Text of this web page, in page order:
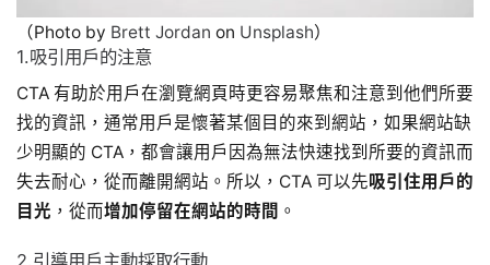
（Photo by Brett Jordan on Unsplash）
1.吸引用戶的注意
CTA 有助於用戶在瀏覽網頁時更容易聚焦和注意到他們所要
找的資訊，通常用戶是懷著某個目的來到網站，如果網站缺
少明顯的 CTA，都會讓用戶因為無法快速找到所要的資訊而
失去耐心，從而離開網站。所以，CTA 可以先吸引住用戶的
目光 ，從而增加停留在網站的時間 。